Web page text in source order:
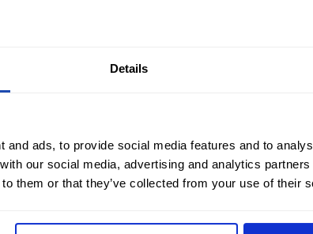
Details
and ads, to provide social media features and to
our social media, advertising and analytics
them or that they’ve collected from your use of their